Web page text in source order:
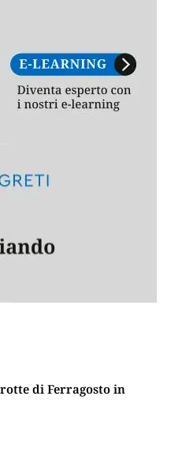
di Ferragosto in